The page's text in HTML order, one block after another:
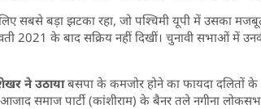
सबसे बड़ा झटका रहा, जो पश्चिमी यूपी में उसका
2021 के बाद सक्रिय नहीं दिखीं। चुनावी सभाओं में
ने उठायाबसपा के कमजोर होने का फायदा दलितों के
समाज पार्टी (कांशीराम) के बैनर तले नगीना